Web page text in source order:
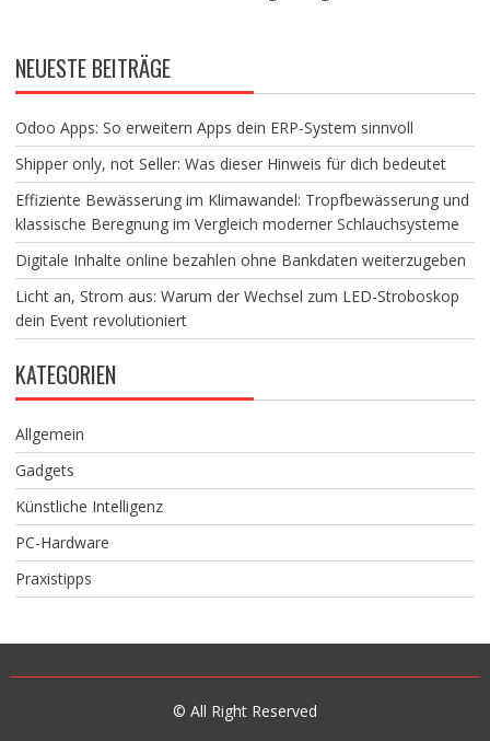
NEUESTE BEITRÄGE
Odoo Apps: So erweitern Apps dein ERP-System sinnvoll
Shipper only, not Seller: Was dieser Hinweis für dich bedeutet
Effiziente Bewässerung im Klimawandel: Tropfbewässerung und
klassische Beregnung im Vergleich moderner Schlauchsysteme
Digitale Inhalte online bezahlen ohne Bankdaten weiterzugeben
Licht an, Strom aus: Warum der Wechsel zum LED-Stroboskop
dein Event revolutioniert
KATEGORIEN
Allgemein
Gadgets
Künstliche Intelligenz
PC-Hardware
Praxistipps
© All Right Reserved